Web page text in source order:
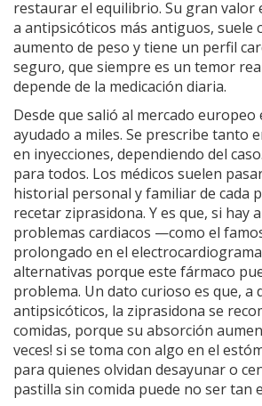
restaurar el equilibrio. Su gran valor
a antipsicóticos más antiguos, suele
aumento de peso y tiene un perfil
seguro, que siempre es un temor
depende de la medicación diaria.
Desde que salió al mercado europeo
ayudado a miles. Se prescribe tanto
en inyecciones, dependiendo del
para todos. Los médicos suelen
historial personal y familiar de cada
recetar ziprasidona. Y es que, si hay
problemas cardiacos —como el
prolongado en el
alternativas porque este fármaco
problema. Un dato curioso es que, a
antipsicóticos, la ziprasidona se
comidas, porque su absorción
veces! si se toma con algo en el
para quienes olvidan desayunar o
pastilla sin comida puede no ser tan